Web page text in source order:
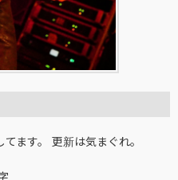
ます。 更新は気まぐれ。